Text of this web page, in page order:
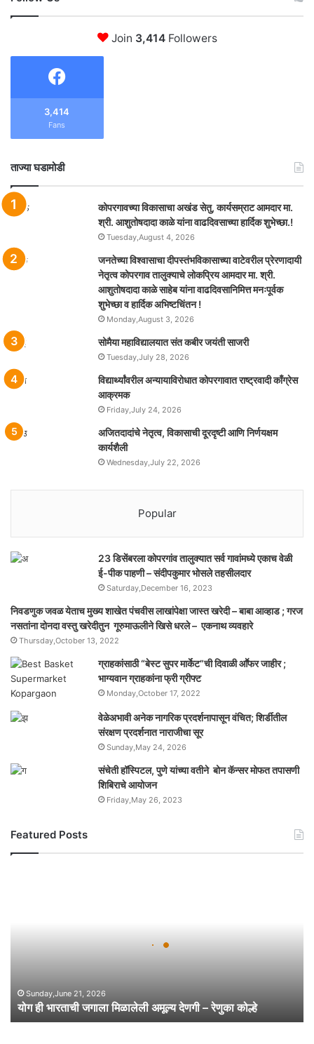
Join 3,414Followers
3,414
Fans
ताज्या घडामोडी
कोपरगावच्या विकासाचा अखंड सेतु, कार्यसम्राट आमदार मा.
श्री. आशुतोषदादा काळे यांना वाढदिवसाच्या हार्दिक शुभेच्छा.!
Tuesday,August 4, 2026
जनतेच्या विश्वासाचा दीपस्तंभविकासाच्या वाटेवरील प्रेरणादायी
नेतृत्व कोपरगाव तालुक्याचे लोकप्रिय आमदार मा. श्री.
आशुतोषदादा काळे साहेब यांना वाढदिवसानिमित्त मनःपूर्वक
शुभेच्छा व हार्दिक अभिष्टचिंतन !
Monday,August 3, 2026
सोमैया महाविद्यालयात संत कबीर जयंती साजरी
Tuesday,July 28, 2026
विद्यार्थ्यांवरील अन्यायाविरोधात कोपरगावात राष्ट्रवादी काँग्रेस
आक्रमक
Friday,July 24, 2026
अजितदादांचे नेतृत्व, विकासाची दूरदृष्टी आणि निर्णयक्षम
कार्यशैली
Wednesday,July 22, 2026
Popular
23 डिसेंबरला कोपरगांव तालुक्‍यात सर्व गावांमध्ये एकाच वेळी
ई-पीक पाहणी – संदीपकुमार भोसले तहसीलदार
Saturday,December 16, 2023
निवडणुक जवळ येताच मुख्य शाखेत पंचवीस लाखांपेक्षा जास्त खरेदी – बाबा आव्हाड ; गरज
नसतांना दोनदा वस्तु खरेदीतुन गूरुमाऊलीने खिसे धरले – एकनाथ व्यवहारे
Thursday,October 13, 2022
ग्राहकांसाठी “बेस्ट सुपर मार्केट”ची दिवाळी आॕफर जाहीर ;
भाग्यवान ग्राहकांना फ्री ग्रीफ्ट
Monday,October 17, 2022
वेळेअभावी अनेक नागरिक प्रदर्शनापासून वंचित; शिर्डीतील
संरक्षण प्रदर्शनात नाराजीचा सूर
Sunday,May 24, 2026
संचेती हॉस्पिटल, पुणे यांच्या वतीने बोन कॅन्सर मोफत तपासणी
शिबिराचे आयोजन
Friday,May 26, 2023
Featured Posts
ला
मि
Sunday,June 21, 2026
योग ही भारताची जगाला मिळालेली अमूल्य देणगी – रेणुका कोल्हे